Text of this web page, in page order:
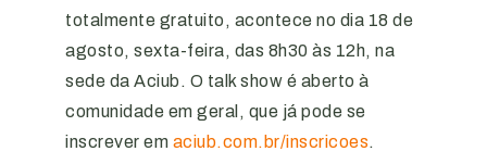
totalmente gratuito, acontece no dia 18 de
agosto, sexta-feira, das 8h30 às 12h, na
sede da Aciub. O talk show é aberto à
comunidade em geral, que já pode se
inscrever em aciub.com.br/inscricoes.